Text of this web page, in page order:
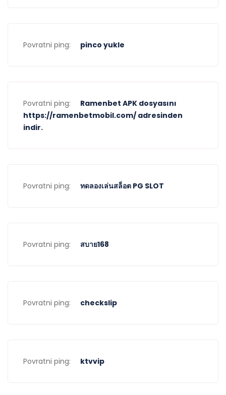
Povratni ping: pinco yukle
Povratni ping:
Ramenbet APK dosyasını
https://ramenbetmobil.com/ adresinden
indir.
Povratni ping: ทดลองเล่นสล็อต PG SLOT
Povratni ping: สบาย168
Povratni ping: checkslip
Povratni ping: ktvvip